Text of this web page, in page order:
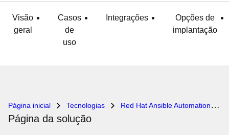
Visão
geral
Casos
de
uso
Integrações
Opções de
implantação
Página inicial Tecnologias Red Hat Ansible Automation Platform
Página da solução